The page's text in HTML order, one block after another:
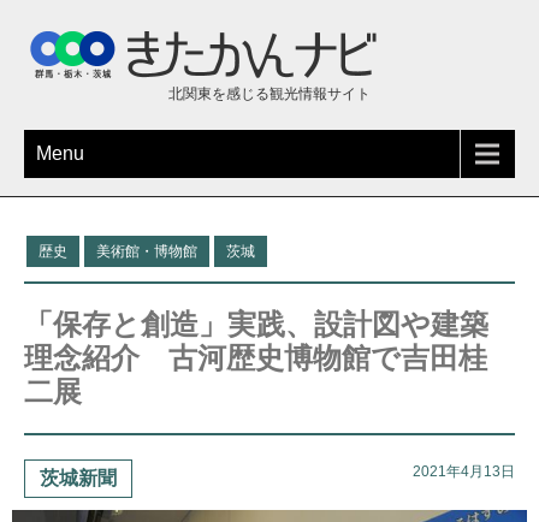
北関東を感じる観光情報サイト
Menu
歴史 美術館・博物館 茨城
「保存と創造」実践、設計図や建築
理念紹介 古河歴史博物館で吉田桂
二展
茨城新聞 2021年4月13日